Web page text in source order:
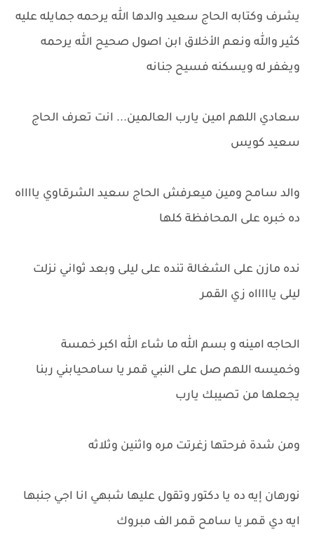
يشرف وكتابه الحاج سعيد والدها الله يرحمه جمايله عليه
كثير والله ونعم الأخلاق ابن اصول صحيح الله يرحمه
ويغفر له ويسكنه فسيح جنانه
سعادي اللهم امين يارب العالمين... انت تعرف الحاج
سعيد كويس
والد سامح ومين ميعرفش الحاج سعيد الشرقاوي يااااه
ده خبره على المحافظة كلها
نده مازن على الشغالة تنده على ليلى وبعد ثواني نزلت
ليلى ياااااه زي القمر
الحاجه امينه و بسم الله ما شاء الله اكبر خمسة
وخميسه اللهم صل على النبي قمر يا سامحيابني ربنا
يجعلها من تصيبك يارب
ومن شدة فرحتها زغرتت مره واثنين وثلاثه
نورهان إيه ده يا دكتور وتقول عليها شبهي انا اجي جنبها
ايه دي قمر يا سامح قمر الف مبروك